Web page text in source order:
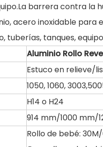
barrera contra
acero inoxidable
tuberías, tanques,
Aluminio Rollo
Estuco en relieve/
1050, 1060,
H14 o H24
914 mm/1000 mm/
Rollo de bebé: